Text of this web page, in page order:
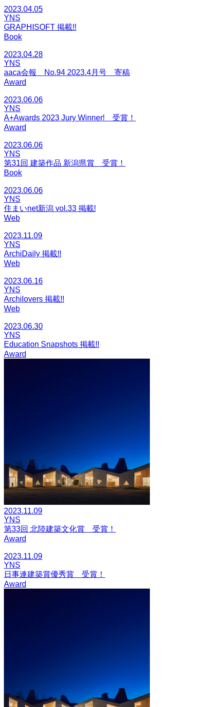
2023.04.05
YNS
GRAPHISOFT 掲載!!
Book
2023.04.28
YNS
aaca会報 No.94 2023.4月号 寄稿
Award
2023.06.06
YNS
A+Awards 2023 Jury Winner! 受賞！
Award
2023.06.06
YNS
第31回 建築作品 新潟県賞 受賞！
Book
2023.06.06
YNS
住まいnet新潟 vol.33 掲載!
Web
2023.11.09
YNS
ArchiDaily 掲載!!
Web
2023.06.16
YNS
Archilovers 掲載!!
Web
2023.06.30
YNS
Education Snapshots 掲載!!
Award
2023.11.09
YNS
第33回 北陸建築文化賞 受賞！
Award
2023.11.09
YNS
日事連建築賞優秀賞 受賞！
Award